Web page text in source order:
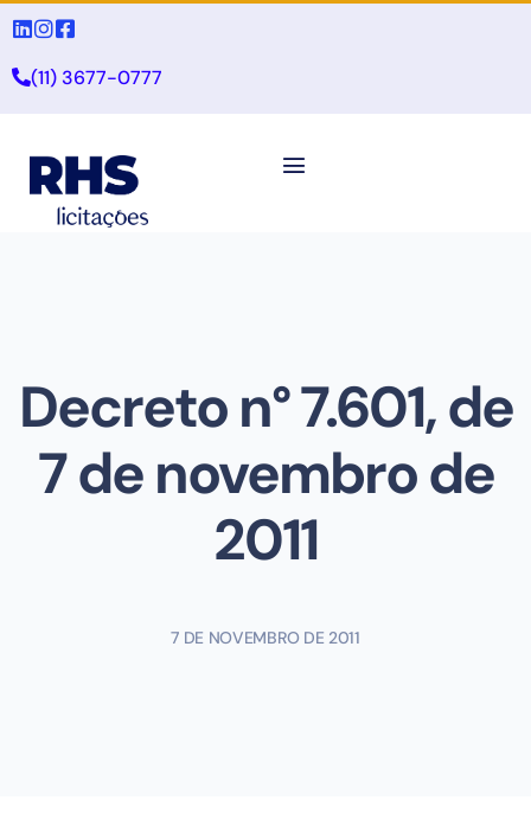
(11) 3677-0777
Decreto n° 7.601, de
7 de novembro de
2011
7 DE NOVEMBRO DE 2011